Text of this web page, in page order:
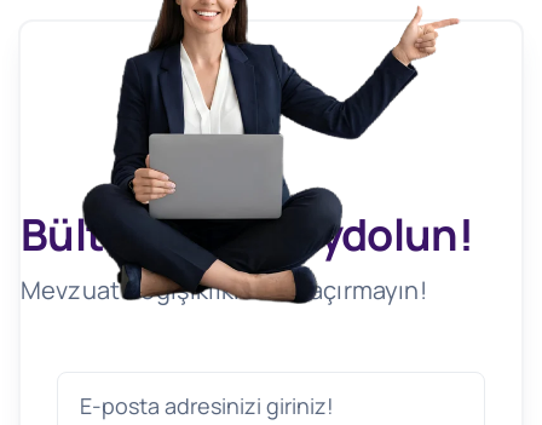
Bültenimize Kaydolun!
Mevzuat Değişikliklerini Kaçırmayın!